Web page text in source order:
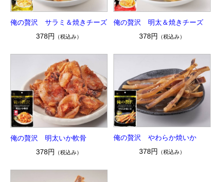
俺の贅沢 サラミ＆焼きチーズ
378円
（税込み）
俺の贅沢 明太＆焼きチーズ
378円
（税込み）
俺の贅沢 明太いか軟骨
378円
（税込み）
俺の贅沢 やわらか焼いか
378円
（税込み）